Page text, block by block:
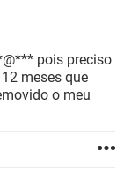
pois preciso
meses que
o meu